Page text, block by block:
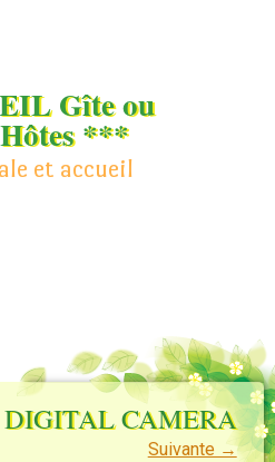
Gîte ou
***
et accueil
CAMERA
Suivante →